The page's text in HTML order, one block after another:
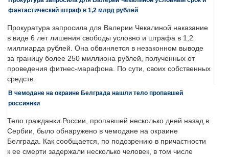
фантастический штраф в 1,2 млрд рублей
Прокуратура запросила для Валерии Чекалиной наказание
в виде 6 лет лишения свободы условно и штрафа в 1,2
миллиарда рублей. Она обвиняется в незаконном выводе
за границу более 250 миллиона рублей, полученных от
проведения фитнес-марафона. По сути, своих собственных
средств.
В чемодане на окраине Белграда нашли тело пропавшей
россиянки
Тело гражданки России, пропавшей несколько дней назад в
Сербии, было обнаружено в чемодане на окраине
Белграда. Как сообщается, по подозрению в причастности
к ее смерти задержали несколько человек, в том числе